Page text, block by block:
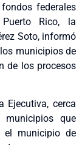
federales
Rico, la
Soto, informó
municipios de
de los procesos
Ejecutiva, cerca
que
el municipio de